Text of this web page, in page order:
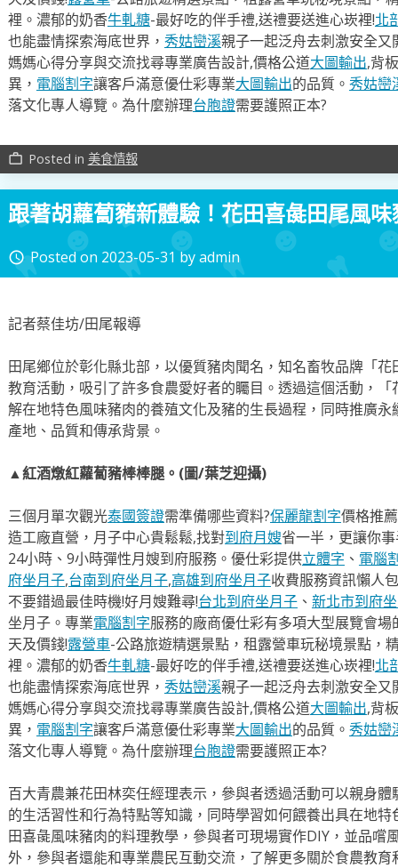
裡。濃郁的奶香牛軋糖-最好吃的伴手禮,送禮要送進心崁裡!北
也能盡情探索海底世界， 秀姑巒溪親子一起泛舟去​刺激安全
媽媽心得分享與交流找尋專業廣告設計,價格公道大圖輸出,背
異， 電腦割字讓客戶滿意優仕彩專業大圖輸出的品質。 秀姑巒
落文化專人導覽。為什麼辦理台胞證需要護照正本?
work_outline Posted in 美食情報
跟著胡蘿蔔豬新體驗！花田喜彘田尾風
access_time Posted on 2023-05-31 byadmin
記者蔡佳坊/田尾報導
田尾鄉位於彰化縣北部，以優質豬肉聞名，知名畜牧品牌「
教育活動，吸引了許多食農愛好者的矚目。透過這個活動，
解在地特色風味豬肉的養殖文化及豬的生長過程，同時推廣
產地、品質和傳承背景。
▲紅酒燉紅蘿蔔豬棒棒腿。(圖/葉芝迎攝)
三個月單次觀光泰國簽證需準備哪些資料?保麗龍割字價格推
造工廠直營，月子中心貴鬆鬆,找對到府月嫂省一半，更讓你
24小時、9小時彈性月嫂到府服務。優仕彩提供立體字 、 電腦
府坐月子,台南到府坐月子,高雄到府坐月子收費服務資訊懶人
不要錯過最佳時機!好月嫂難尋!台北到府坐月子、 新北市到府
坐月子。專業電腦割字服務的廠商優仕彩有多項大型展覽會場
天及價錢!露營車-公路旅遊精選景點，租露營車玩秘境景點，
裡。濃郁的奶香牛軋糖-最好吃的伴手禮,送禮要送進心崁裡!北
也能盡情探索海底世界， 秀姑巒溪親子一起泛舟去​刺激安全
媽媽心得分享與交流找尋專業廣告設計,價格公道大圖輸出,背
異， 電腦割字讓客戶滿意優仕彩專業大圖輸出的品質。 秀姑巒
落文化專人導覽。為什麼辦理台胞證需要護照正本?
百大青農兼花田林奕任經理表示，參與者透過活動可以親身
的生活習性和行為特點等知識，同時學習如何餵養出具在地
田喜彘風味豬肉的料理教學，參與者可現場實作DIY，並品嚐
外，參與者還能和專業農民互動交流，了解更多關於食農教